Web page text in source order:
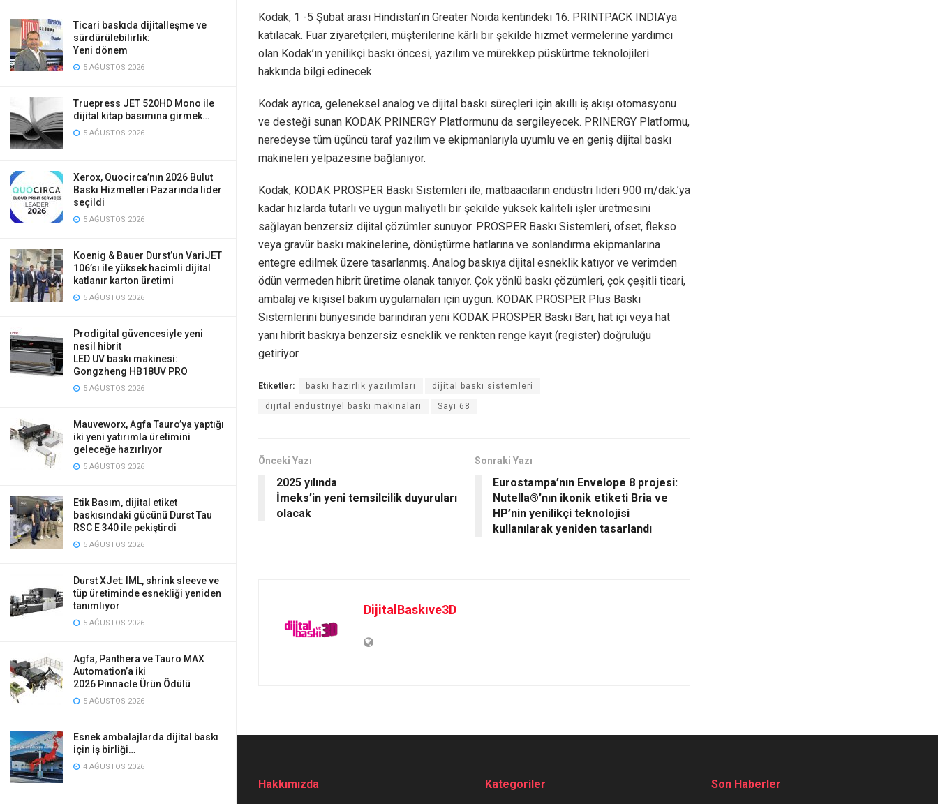
Ticari baskıda dijitalleşme ve
sürdürülebilirlik:
Yeni dönem
5 AĞUSTOS 2026
Truepress JET 520HD Mono ile
dijital kitap basımına girmek…
5 AĞUSTOS 2026
Xerox, Quocirca’nın 2026 Bulut
Baskı Hizmetleri Pazarında lider
seçildi
5 AĞUSTOS 2026
Koenig & Bauer Durst’un VariJET
106’sı ile yüksek hacimli dijital
katlanır karton üretimi
5 AĞUSTOS 2026
Prodigital güvencesiyle yeni
nesil hibrit
LED UV baskı makinesi:
Gongzheng HB18UV PRO
5 AĞUSTOS 2026
Mauveworx, Agfa Tauro’ya yaptığı
iki yeni yatırımla üretimini
geleceğe hazırlıyor
5 AĞUSTOS 2026
Etik Basım, dijital etiket
baskısındaki gücünü Durst Tau
RSC E 340 ile pekiştirdi
5 AĞUSTOS 2026
Durst XJet: IML, shrink sleeve ve
tüp üretiminde esnekliği yeniden
tanımlıyor
5 AĞUSTOS 2026
Agfa, Panthera ve Tauro MAX
Automation’a iki
2026 Pinnacle Ürün Ödülü
5 AĞUSTOS 2026
Esnek ambalajlarda dijital baskı
için iş birliği…
4 AĞUSTOS 2026
Kodak, 1 -5 Şubat arası Hindistan’ın Greater Noida kentindeki 16. PRINTPACK INDIA’ya
katılacak. Fuar ziyaretçileri, müşterilerine kârlı bir şekilde hizmet vermelerine yardımcı
olan Kodak’ın yenilikçi baskı öncesi, yazılım ve mürekkep püskürtme teknolojileri
hakkında bilgi edinecek.
Kodak ayrıca, geleneksel analog ve dijital baskı süreçleri için akıllı iş akışı otomasyonu
ve desteği sunan KODAK PRINERGY Platformunu da sergileyecek. PRINERGY Platformu,
neredeyse tüm üçüncü taraf yazılım ve ekipmanlarıyla uyumlu ve en geniş dijital baskı
makineleri yelpazesine bağlanıyor.
Kodak, KODAK PROSPER Baskı Sistemleri ile, matbaacıların endüstri lideri 900 m/dak.’ya
kadar hızlarda tutarlı ve uygun maliyetli bir şekilde yüksek kaliteli işler üretmesini
sağlayan benzersiz dijital çözümler sunuyor. PROSPER Baskı Sistemleri, ofset, flekso
veya gravür baskı makinelerine, dönüştürme hatlarına ve sonlandırma ekipmanlarına
entegre edilmek üzere tasarlanmış. Analog baskıya dijital esneklik katıyor ve verimden
ödün vermeden hibrit üretime olanak tanıyor. Çok yönlü baskı çözümleri, çok çeşitli ticari,
ambalaj ve kişisel bakım uygulamaları için uygun. KODAK PROSPER Plus Baskı
Sistemlerini bünyesinde barındıran yeni KODAK PROSPER Baskı Barı, hat içi veya hat
yanı hibrit baskıya benzersiz esneklik ve renkten renge kayıt (register) doğruluğu
getiriyor.
Etiketler: baskı hazırlık yazılımları dijital baskı sistemleri
dijital endüstriyel baskı makinaları Sayı 68
Önceki Yazı
2025 yılında
İmeks’in yeni temsilcilik duyuruları
olacak
Sonraki Yazı
Eurostampa’nın Envelope 8 projesi:
Nutella®’nın ikonik etiketi Bria ve
HP’nin yenilikçi teknolojisi
kullanılarak yeniden tasarlandı
DijitalBaskıve3D
Hakkımızda Kategoriler Son Haberler